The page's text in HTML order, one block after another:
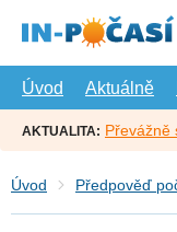
hlavní
Úvod
Aktuálně
AKTUALITA: Převážně
Úvod Předpověď